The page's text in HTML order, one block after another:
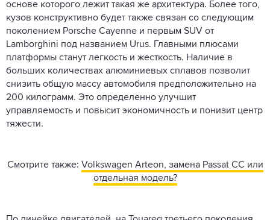
основе которого лежит такая же архитектура. Более того,
кузов конструктивно будет также связан со следующим
поколением Porsche Cayenne и первым SUV от
Lamborghini под названием Urus. Главными плюсами
платформы станут легкость и жесткость. Наличие в
больших количествах алюминиевых сплавов позволит
снизить общую массу автомобиля предположительно на
200 килограмм. Это определенно улучшит
управляемость и повысит экономичность и понизит центр
тяжести.
Смотрите также: Volkswagen Arteon, замена Passat CC или
отдельная модель?